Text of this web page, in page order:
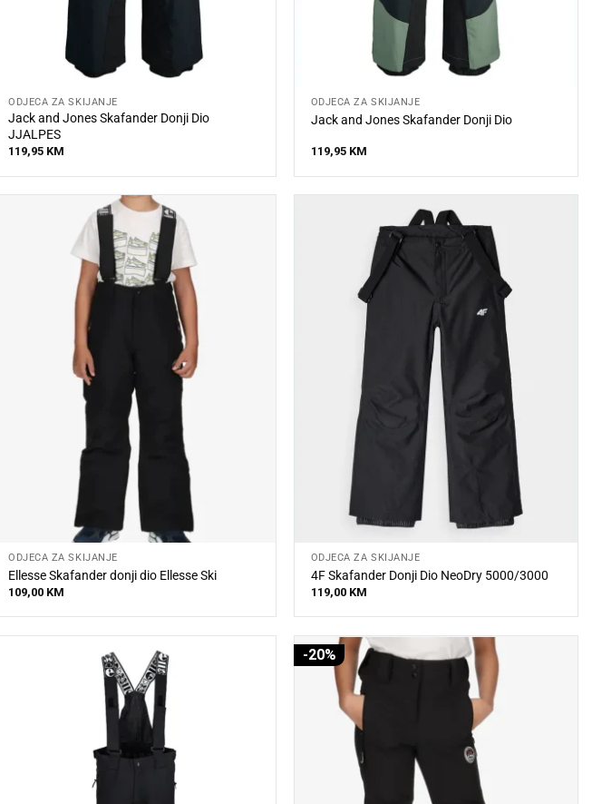
ODJEĆA ZA SKIJANJE
Jack and Jones Skafander Donji Dio
JJALPES
119,95 KM
ODJEĆA ZA SKIJANJE
Jack and Jones Skafander Donji Dio
119,95 KM
ODJEĆA ZA SKIJANJE
Ellesse Skafander donji dio Ellesse Ski
109,00 KM
ODJEĆA ZA SKIJANJE
4F Skafander Donji Dio NeoDry 5000/3000
119,00 KM
-20%